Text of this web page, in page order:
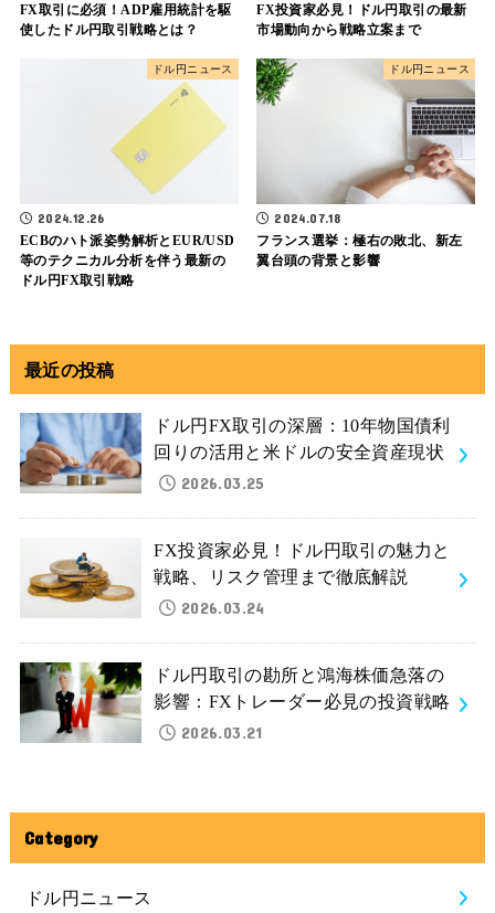
FX取引に必須！ADP雇用統計を駆
使したドル円取引戦略とは？
FX投資家必見！ドル円取引の最新
市場動向から戦略立案まで
ドル円ニュース
2024.12.26
ECBのハト派姿勢解析とEUR/USD
等のテクニカル分析を伴う最新の
ドル円FX取引戦略
ドル円ニュース
2024.07.18
フランス選挙：極右の敗北、新左
翼台頭の背景と影響
最近の投稿
ドル円FX取引の深層：10年物国債利
回りの活用と米ドルの安全資産現状
2026.03.25
FX投資家必見！ドル円取引の魅力と
戦略、リスク管理まで徹底解説
2026.03.24
ドル円取引の勘所と鴻海株価急落の
影響：FXトレーダー必見の投資戦略
2026.03.21
Category
ドル円ニュース